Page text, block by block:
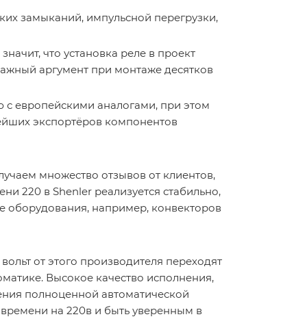
замыканий, импульсной перегрузки,
что установка реле в проект
аргумент при монтаже десятков
с европейскими аналогами, при этом
экспортёров компонентов
множество отзывов от клиентов,
220 в Shenler реализуется стабильно,
оборудования, например, конвекторов
от этого производителя переходят
Высокое качество исполнения,
полноценной автоматической
на 220в и быть уверенным в